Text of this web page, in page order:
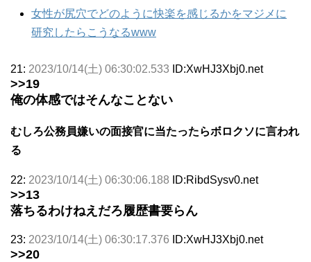
女性が尻穴でどのように快楽を感じるかをマジメに
研究したらこうなるwww
21: 2023/10/14(土) 06:30:02.533 ID:XwHJ3Xbj0.net
>>19
俺の体感ではそんなことない
むしろ公務員嫌いの面接官に当たったらボロクソに言われ
る
22: 2023/10/14(土) 06:30:06.188 ID:RibdSysv0.net
>>13
落ちるわけねえだろ履歴書要らん
23: 2023/10/14(土) 06:30:17.376 ID:XwHJ3Xbj0.net
>>20